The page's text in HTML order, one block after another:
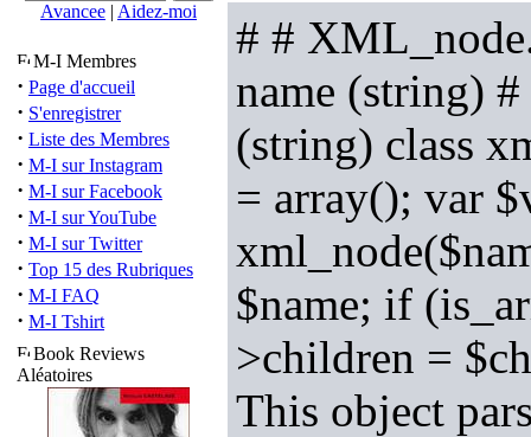
Avancee | Aidez-moi
M-I Membres
· Page d'accueil
· S'enregistrer
· Liste des Membres
· M-I sur Instagram
· M-I sur Facebook
· M-I sur YouTube
· M-I sur Twitter
· Top 15 des Rubriques
· M-I FAQ
· M-I Tshirt
Book Reviews
Aléatoires
# #
name (string)
(string) class
= array(); var
$name; if
>children =
This object